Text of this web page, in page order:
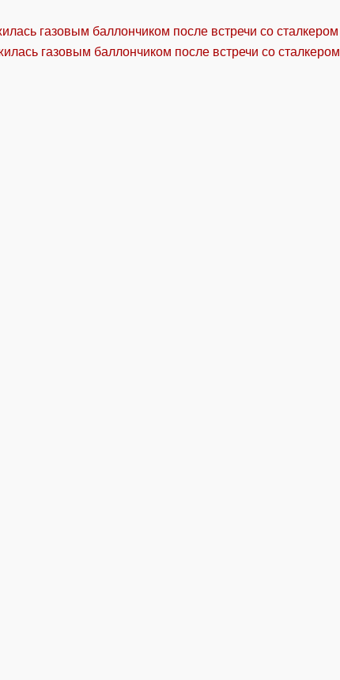
газовым баллончиком после встречи со сталкером